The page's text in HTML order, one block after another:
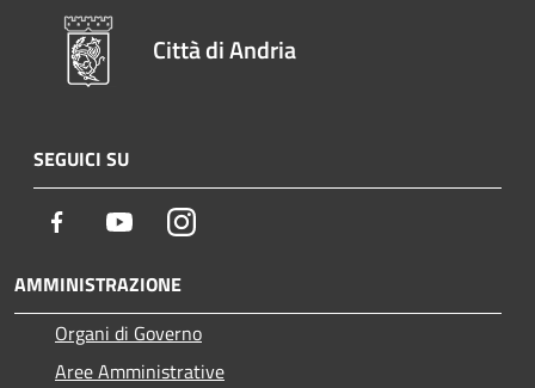
Città di Andria
SEGUICI SU
Facebook YoutubeInstagram
AMMINISTRAZIONE
Organi di Governo
Aree Amministrative